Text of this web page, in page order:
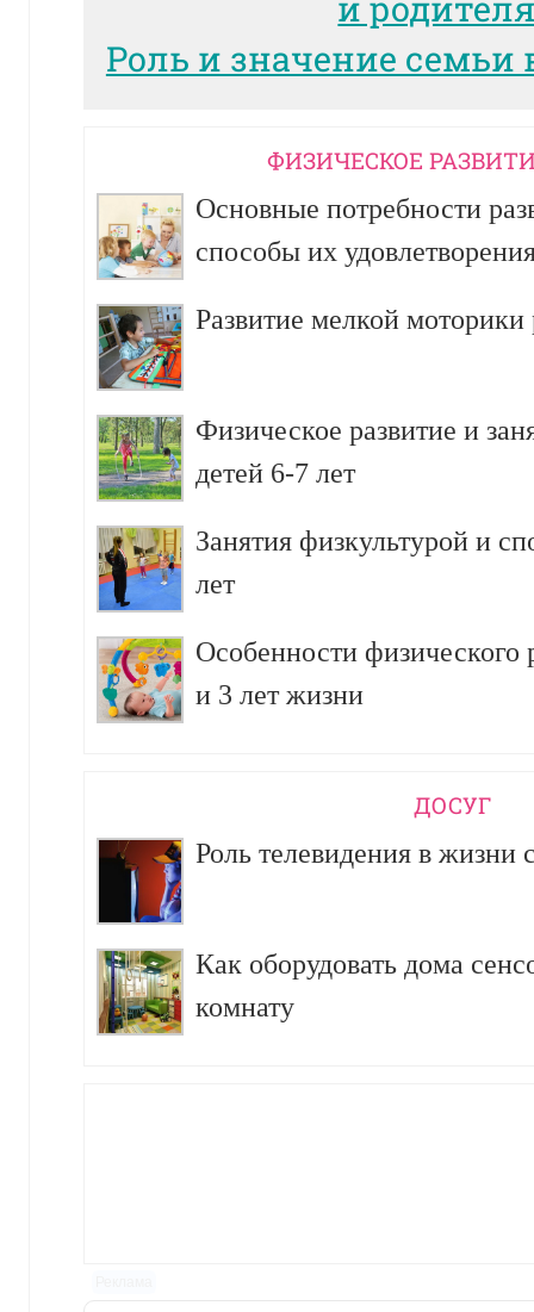
Роль и значение семьи
ФИЗИЧЕСКОЕ
Основные потребности
способы их
Развитие мелкой моторики
Физическое развитие и
детей 6-7 лет
Занятия физкультурой и
лет
Особенности физического
и 3 лет жизни
ДОСУГ
Роль телевидения в жизни
Как оборудовать дома
комнату